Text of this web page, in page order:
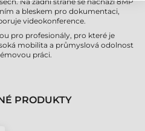
a bleskem pro dokumentaci,
videokonference.
pro profesionály, pro které je
mobilita a průmyslová odolnost
práci.
PRODUKTY